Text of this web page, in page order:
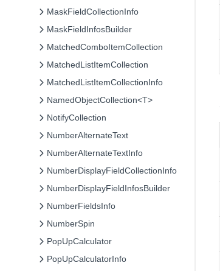
MaskFieldCollectionInfo
MaskFieldInfosBuilder
MatchedComboItemCollection
MatchedListItemCollection
MatchedListItemCollectionInfo
NamedObjectCollection<T>
NotifyCollection
NumberAlternateText
NumberAlternateTextInfo
NumberDisplayFieldCollectionInfo
NumberDisplayFieldInfosBuilder
NumberFieldsInfo
NumberSpin
PopUpCalculator
PopUpCalculatorInfo